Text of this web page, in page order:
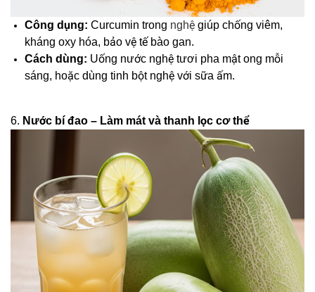
Công dụng: Curcumin trong nghệ giúp chống viêm,
kháng oxy hóa, bảo vệ tế bào gan.
Cách dùng: Uống nước nghệ tươi pha mật ong mỗi
sáng, hoặc dùng tinh bột nghệ với sữa ấm.
6. Nước bí đao – Làm mát và thanh lọc cơ thể